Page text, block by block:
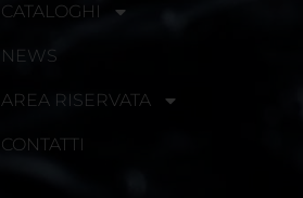
CATALOGHI
NEWS
AREA RISERVATA
CONTATTI